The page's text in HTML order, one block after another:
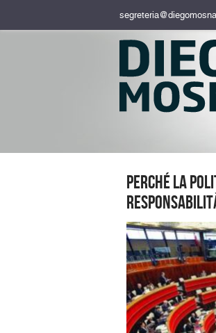
Perché la